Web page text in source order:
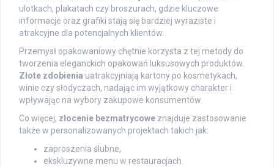
ulotkach, plakatach czy broszurach, gdzie kluczowe
informacje oraz grafiki stają się bardziej wyraziste i
atrakcyjne dla potencjalnych klientów.
Przemysł opakowaniowy chętnie korzysta z tej metody do
tworzenia eleganckich opakowań luksusowych produktów.
Złote zdobienia uatrakcyjniają kartony po kosmetykach,
winie czy słodyczach, nadając im wyjątkowy charakter i
wpływając na wybory zakupowe konsumentów.
Co więcej, złocenie bezmatrycowe znajduje zastosowanie
także w personalizowanych projektach takich jak:
zaproszenia ślubne,
ekskluzywne menu w restauracjach.